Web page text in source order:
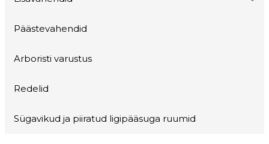
Päästevahendid
Arboristi varustus
Redelid
Sügavikud ja piiratud ligipääsuga ruumid